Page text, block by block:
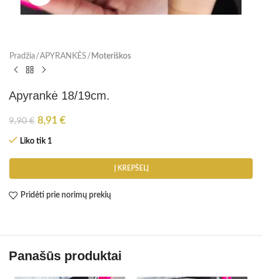
Pradžia APYRANKĖS Moteriškos
Apyrankė 18/19cm.
9,90€ 8,91 €
Liko tik 1
Į KREPŠELĮ
Pridėti prie norimų prekių
Panašūs produktai